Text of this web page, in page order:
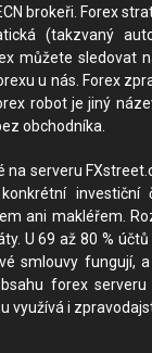
brokeři. Forex
(takzvaný
můžete sledovat
u nás. Forex
robot je jiný
obchodníka.
serveru
investiční
ani makléřem.
U 69 až 80 %
smlouvy fungují,
forex
využívá i